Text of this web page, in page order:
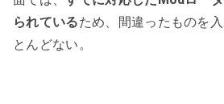
られているため、間違ったものを
とんどない。